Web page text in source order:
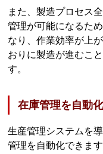
また、製造プロセス
管理が可能になるた
なり、作業効率が上
おりに製造が進むこ
す。
在庫管理を自動
生産管理システムを
管理を自動化できま